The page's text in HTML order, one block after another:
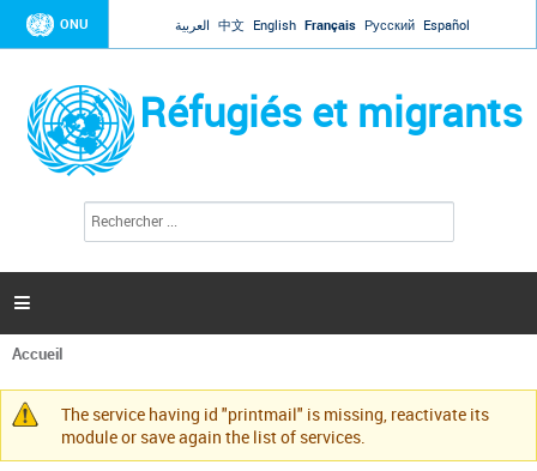
Jump to navigation
ONU العربية 中文 English Français Русский Español
Réfugiés et migrants
l
c
h

Vous
êtes
ici
Accueil
Message
d'avertissement
The service having id "printmail" is missing, reactivate its
module or save again the list of services.